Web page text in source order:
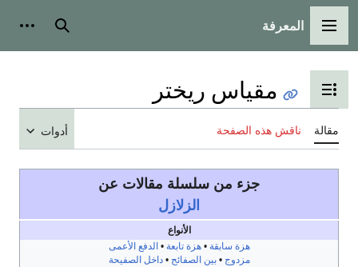
القائمة الرئيسية
المعرفة بحث
تبديل عرض جدول المحتويات
مقياس ريختر
مقالة ناقش هذه الصفحة أدوات
جزء من سلسلة مقالات عن
الزلازل
الأنواع
هزة سابقة•هزة تابعة•الدفع الأعمى
مزدوج•بين الصفائح•داخل الصفيحة